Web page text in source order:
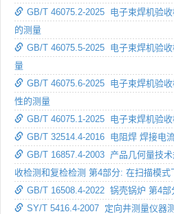
GB/T 46075.2-2025 电子束焊机验
的测量
GB/T 46075.5-2025 电子束焊机验
量
GB/T 46075.6-2025 电子束焊机验
性的测量
GB/T 46075.1-2025 电子束焊机验
GB/T 32514.4-2016 电阻焊 焊接电
GB/T 16857.4-2003 产品几何量技
收检测和复检检测 第4部分: 在扫描模式
GB/T 16508.4-2022 锅壳锅炉 第4部
SY/T 5416.4-2007 定向井测量仪器